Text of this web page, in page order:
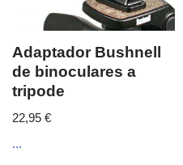
Adaptador Bushnell
de binoculares a
tripode
22,95 €
...